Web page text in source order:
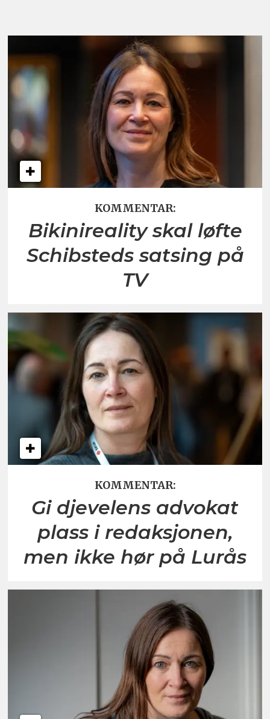
KOMMENTAR:
Bikinireality skal løfte
Schibsteds satsing på
TV
KOMMENTAR:
Gi djevelens advokat
plass i redaksjonen,
men ikke hør på Lurås